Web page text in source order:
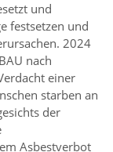
und
festsetzen und
2024
nach
einer
starben an
der
Asbestverbot